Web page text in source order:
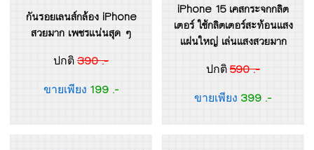
กันรอยเลนส์กล้อง iPhone
สวยมาก เพชรแน่นสุด ๆ
ปกติ 390 .-
ขายเพียง 199 .-
iPhone 15 เคสกระจกกลิต
เตอร์ ใช้กลิตเตอร์สะท้อนแสง
แผ่นใหญ่ เล่นแสงสวยมาก
ปกติ 590 .-
ขายเพียง 399 .-